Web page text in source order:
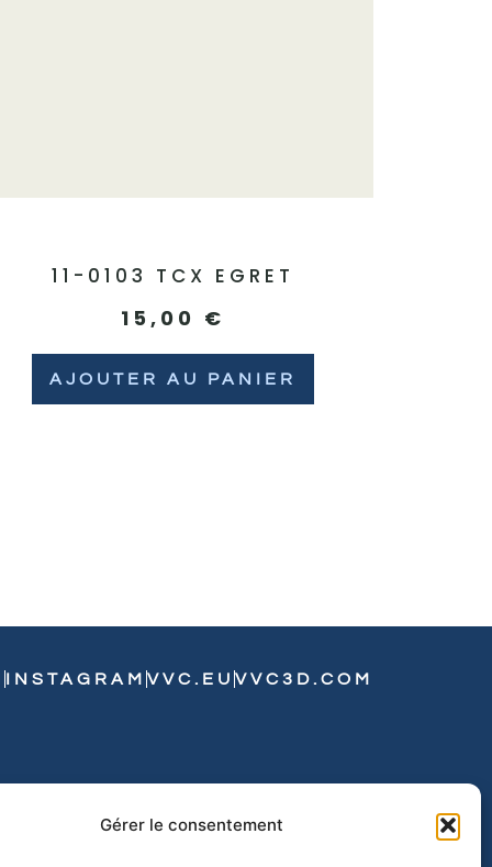
Gérer le consentement
11-0103 TCX EGRET
15,00 €
AJOUTER AU PANIER
INSTAGRAM VVC.EU VVC3D.COM